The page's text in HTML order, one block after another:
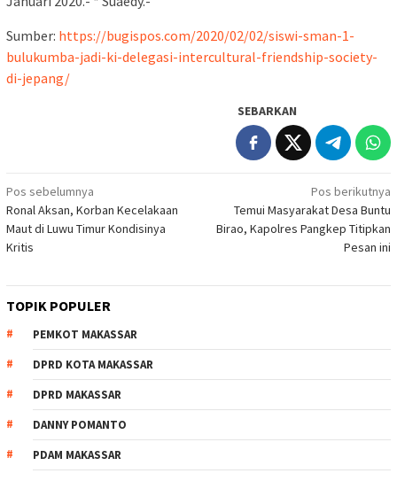
Sumber: https://bugispos.com/2020/02/02/siswi-sman-1-
bulukumba-jadi-ki-delegasi-intercultural-friendship-society-
di-jepang/
SEBARKAN
Navigasi
pos
Pos sebelumnya
Ronal Aksan, Korban Kecelakaan
Maut di Luwu Timur Kondisinya
Kritis
Pos berikutnya
Temui Masyarakat Desa Buntu
Birao, Kapolres Pangkep Titipkan
Pesan ini
TOPIK POPULER
PEMKOT MAKASSAR
DPRD KOTA MAKASSAR
DPRD MAKASSAR
DANNY POMANTO
PDAM MAKASSAR